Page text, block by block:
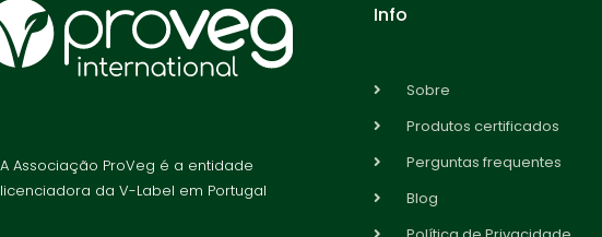
A Associação ProVeg é a entidade
licenciadora da V-Label em Portugal
Info
Sobre
Produtos certificados
Perguntas frequentes
Blog